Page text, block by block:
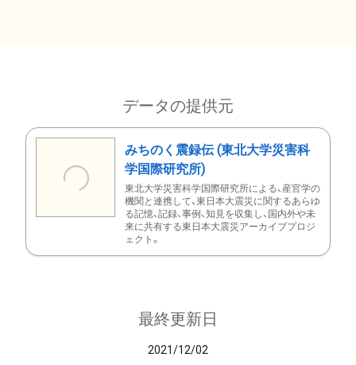
データの提供元
みちのく震録伝 (東北大学災害科
学国際研究所)
東北大学災害科学国際研究所による、産官学の
機関と連携して、東日本大震災に関するあらゆ
る記憶、記録、事例、知見を収集し、国内外や未
来に共有する東日本大震災アーカイブプロジ
ェクト。
最終更新日
2021/12/02